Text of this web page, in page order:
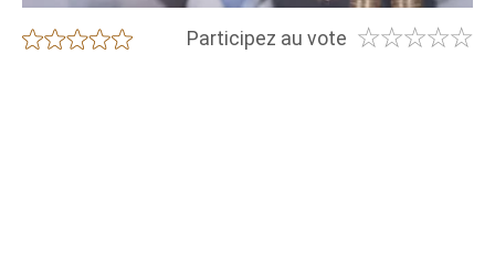
Participez au vote ☆☆☆☆☆
★★★★★